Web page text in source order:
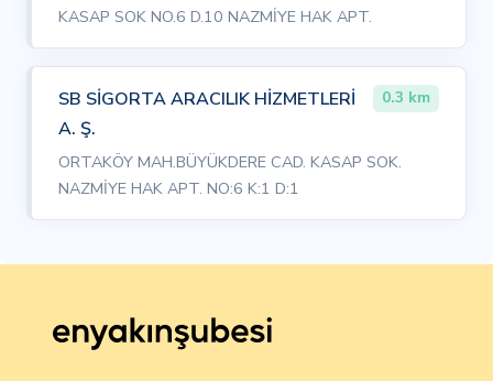
KASAP SOK NO.6 D.10 NAZMİYE HAK APT.
SB SİGORTA ARACILIK HİZMETLERİ
A. Ş.
0.3 km
ORTAKÖY MAH.BÜYÜKDERE CAD. KASAP SOK.
NAZMİYE HAK APT. NO:6 K:1 D:1